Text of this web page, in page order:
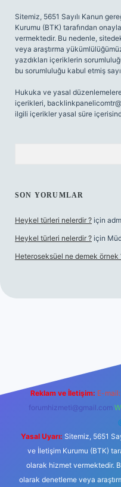
Sitemiz, 5651 Sayılı Kanun
Kurumu (BTK) tarafından
vermektedir. Bu nedenle,
veya araştırma
yazdıkları içeriklerin
bu sorumluluğu kabul etmiş
Hukuka ve yasal
içerikleri,
ilgili içerikler yasal süre
SON YORUMLAR
Heykel türleri nelerdir ? için
Heykel türleri nelerdir ? için
Heteroseksüel ne demek örnek
Reklam ve İletişim: E-mail:
forumhizmeti@gmail.com
Yasal Uyarı: Sitemiz, 5651
ve İletişim Kurumu (BTK)
olarak hizmet vermektedir.
olarak denetleme veya